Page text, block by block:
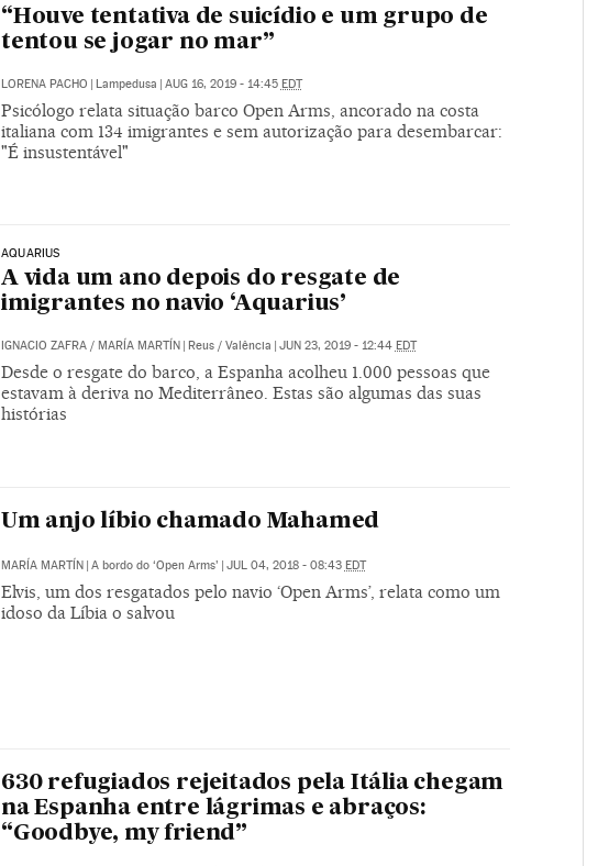
“Houve tentativa de suicídio e um grupo de
tentou se jogar no mar”
LORENA PACHO | Lampedusa | AUG 16, 2019 - 14:45 EDT
Psicólogo relata situação barco Open Arms, ancorado na costa
italiana com 134 imigrantes e sem autorização para desembarcar:
"É insustentável"
AQUARIUS
A vida um ano depois do resgate de
imigrantes no navio ‘Aquarius’
IGNACIO ZAFRA/ MARÍA MARTÍN Reus / Valência JUN 23, 2019 - 12:44 EDT
Desde o resgate do barco, a Espanha acolheu 1.000 pessoas que
estavam à deriva no Mediterrâneo. Estas são algumas das suas
histórias
Um anjo líbio chamado Mahamed
MARÍA MARTÍN A bordo do ‘Open Arms’ JUL 04, 2018 - 08:43 EDT
Elvis, um dos resgatados pelo navio ‘Open Arms’, relata como um
idoso da Líbia o salvou
630 refugiados rejeitados pela Itália chegam
na Espanha entre lágrimas e abraços:
“Goodbye, my friend”